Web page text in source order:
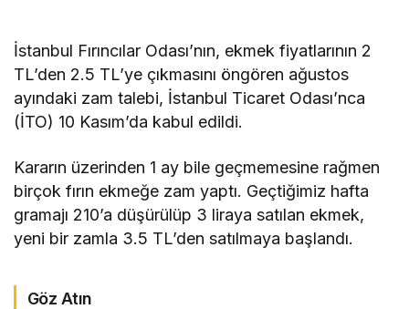
İstanbul Fırıncılar Odası’nın, ekmek fiyatlarının 2
TL’den 2.5 TL’ye çıkmasını öngören ağustos
ayındaki zam talebi, İstanbul Ticaret Odası’nca
(İTO) 10 Kasım’da kabul edildi.
Kararın üzerinden 1 ay bile geçmemesine rağmen
birçok fırın ekmeğe zam yaptı. Geçtiğimiz hafta
gramajı 210’a düşürülüp 3 liraya satılan ekmek,
yeni bir zamla 3.5 TL’den satılmaya başlandı.
Göz Atın